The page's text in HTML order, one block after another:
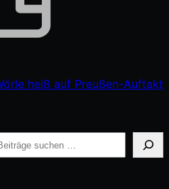
heiß auf Preußen-Auftakt